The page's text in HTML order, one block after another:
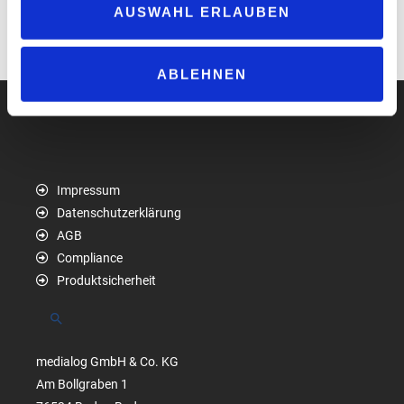
AUSWAHL ERLAUBEN
ABLEHNEN
Impressum
Datenschutzerklärung
AGB
Compliance
Produktsicherheit
Suchen
medialog GmbH & Co. KG
Am Bollgraben 1